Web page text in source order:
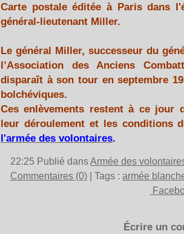
Carte postale éditée à Paris dans
général-lieutenant Miller.
Le général Miller, successeur du
l’Association des Anciens
disparaît à son tour en septembre
bolchéviques.
Ces enlèvements restent à ce jour
leur déroulement et les conditions
l'armée des volontaires.
22:25 Publié dansArmée des
Commentaires (0)| Tags : armée
Écrire un